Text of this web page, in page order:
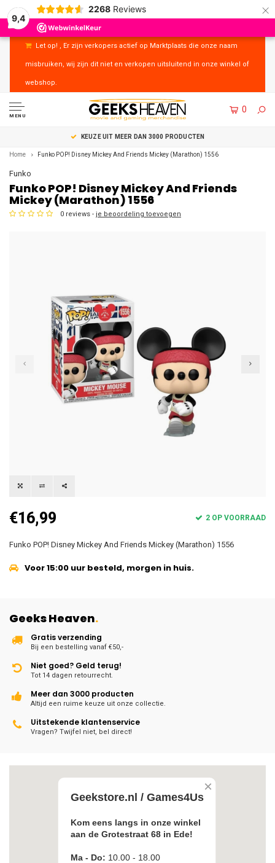
9,4
2268 Reviews ×
Let op! , Er zijn verkopers actief op Marktplaats die onze naam
misbruiken, wij zijn dit niet en verkopen uitsluitend in onze winkel of
webshop.
MENU
0
UITSTEKENDE KLANTENSERVICE
Home Funko POP! Disney Mickey And Friends Mickey (Marathon) 1556
Funko
Funko POP! Disney Mickey And Friends
Mickey (Marathon) 1556
0 reviews - je beoordeling toevoegen
€16,99 2 OP VOORRAAD
Funko POP! Disney Mickey And Friends Mickey (Marathon) 1556
Voor 15:00 uur besteld, morgen in huis.
Geeks Heaven.
Gratis verzending
Bij een bestelling vanaf €50,-
Niet goed? Geld terug!
Tot 14 dagen retourrecht.
Meer dan 3000 producten
Altijd een ruime keuze uit onze collectie.
Uitstekende klantenservice
Vragen? Twijfel niet, bel direct!